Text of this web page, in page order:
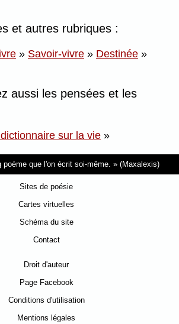
et autres rubriques :
» Savoir-vivre » Destinée »
aussi les pensées et les
sur la vie »
que l'on écrit soi-même. (Maxalexis)
Sites de poésie
Cartes virtuelles
Schéma du site
Contact
Droit d'auteur
Page Facebook
Conditions d'utilisation
Mentions légales